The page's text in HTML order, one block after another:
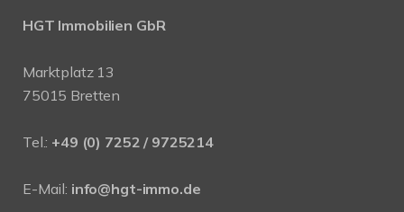
HGT Immobilien GbR
Marktplatz 13
75015 Bretten
Tel.: +49 (0) 7252 / 9725214
E-Mail: info@hgt-immo.de